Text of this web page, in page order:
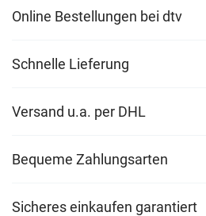
Online Bestellungen bei dtv
Schnelle Lieferung
Versand u.a. per DHL
Bequeme Zahlungsarten
Sicheres einkaufen garantiert